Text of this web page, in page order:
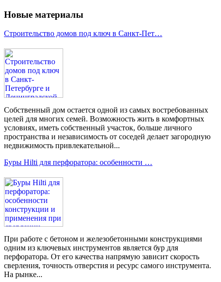
Новые материалы
Строительство домов под ключ в Санкт-Пет…
Собственный дом остается одной из самых востребованных
целей для многих семей. Возможность жить в комфортных
условиях, иметь собственный участок, больше личного
пространства и независимость от соседей делает загородную
недвижимость привлекательной...
Буры Hilti для перфоратора: особенности …
При работе с бетоном и железобетонными конструкциями
одним из ключевых инструментов является бур для
перфоратора. От его качества напрямую зависит скорость
сверления, точность отверстия и ресурс самого инструмента.
На рынке...